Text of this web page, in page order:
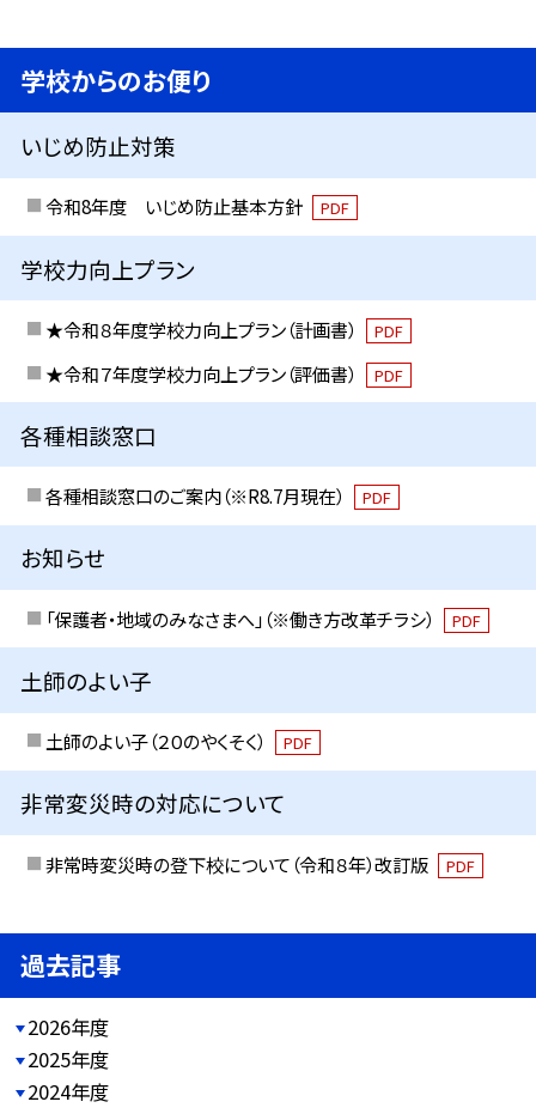
学校からのお便り
いじめ防止対策
令和8年度 いじめ防止基本方針 PDF
学校力向上プラン
★令和８年度学校力向上プラン（計画書） PDF
★令和７年度学校力向上プラン（評価書） PDF
各種相談窓口
各種相談窓口のご案内（※R8.7月現在） PDF
お知らせ
「保護者・地域のみなさまへ」（※働き方改革チラシ） PDF
土師のよい子
土師のよい子（２０のやくそく） PDF
非常変災時の対応について
非常時変災時の登下校について（令和８年）改訂版 PDF
過去記事
2026年度
2025年度
2024年度